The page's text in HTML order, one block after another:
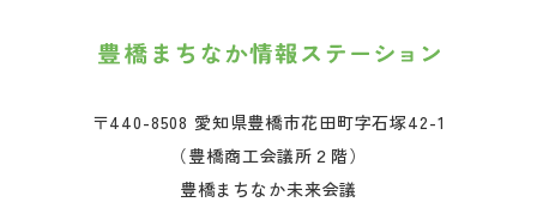
〒440-8508 愛知県豊橋市花田町字石塚42-1
（豊橋商工会議所２階）
豊橋まちなか未来会議